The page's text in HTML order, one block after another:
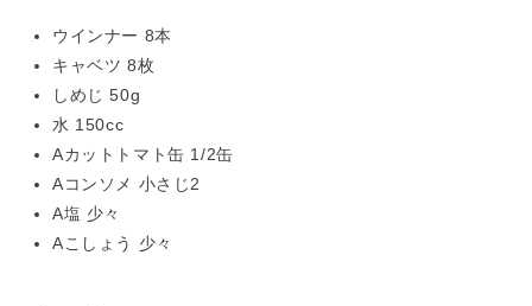
ウインナー 8本
キャベツ 8枚
しめじ 50g
水 150cc
Aカットトマト缶 1/2缶
Aコンソメ 小さじ2
A塩 少々
Aこしょう 少々